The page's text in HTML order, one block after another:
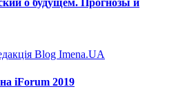
о будущем. Прогнозы и
Blog Imena.UA
iForum 2019